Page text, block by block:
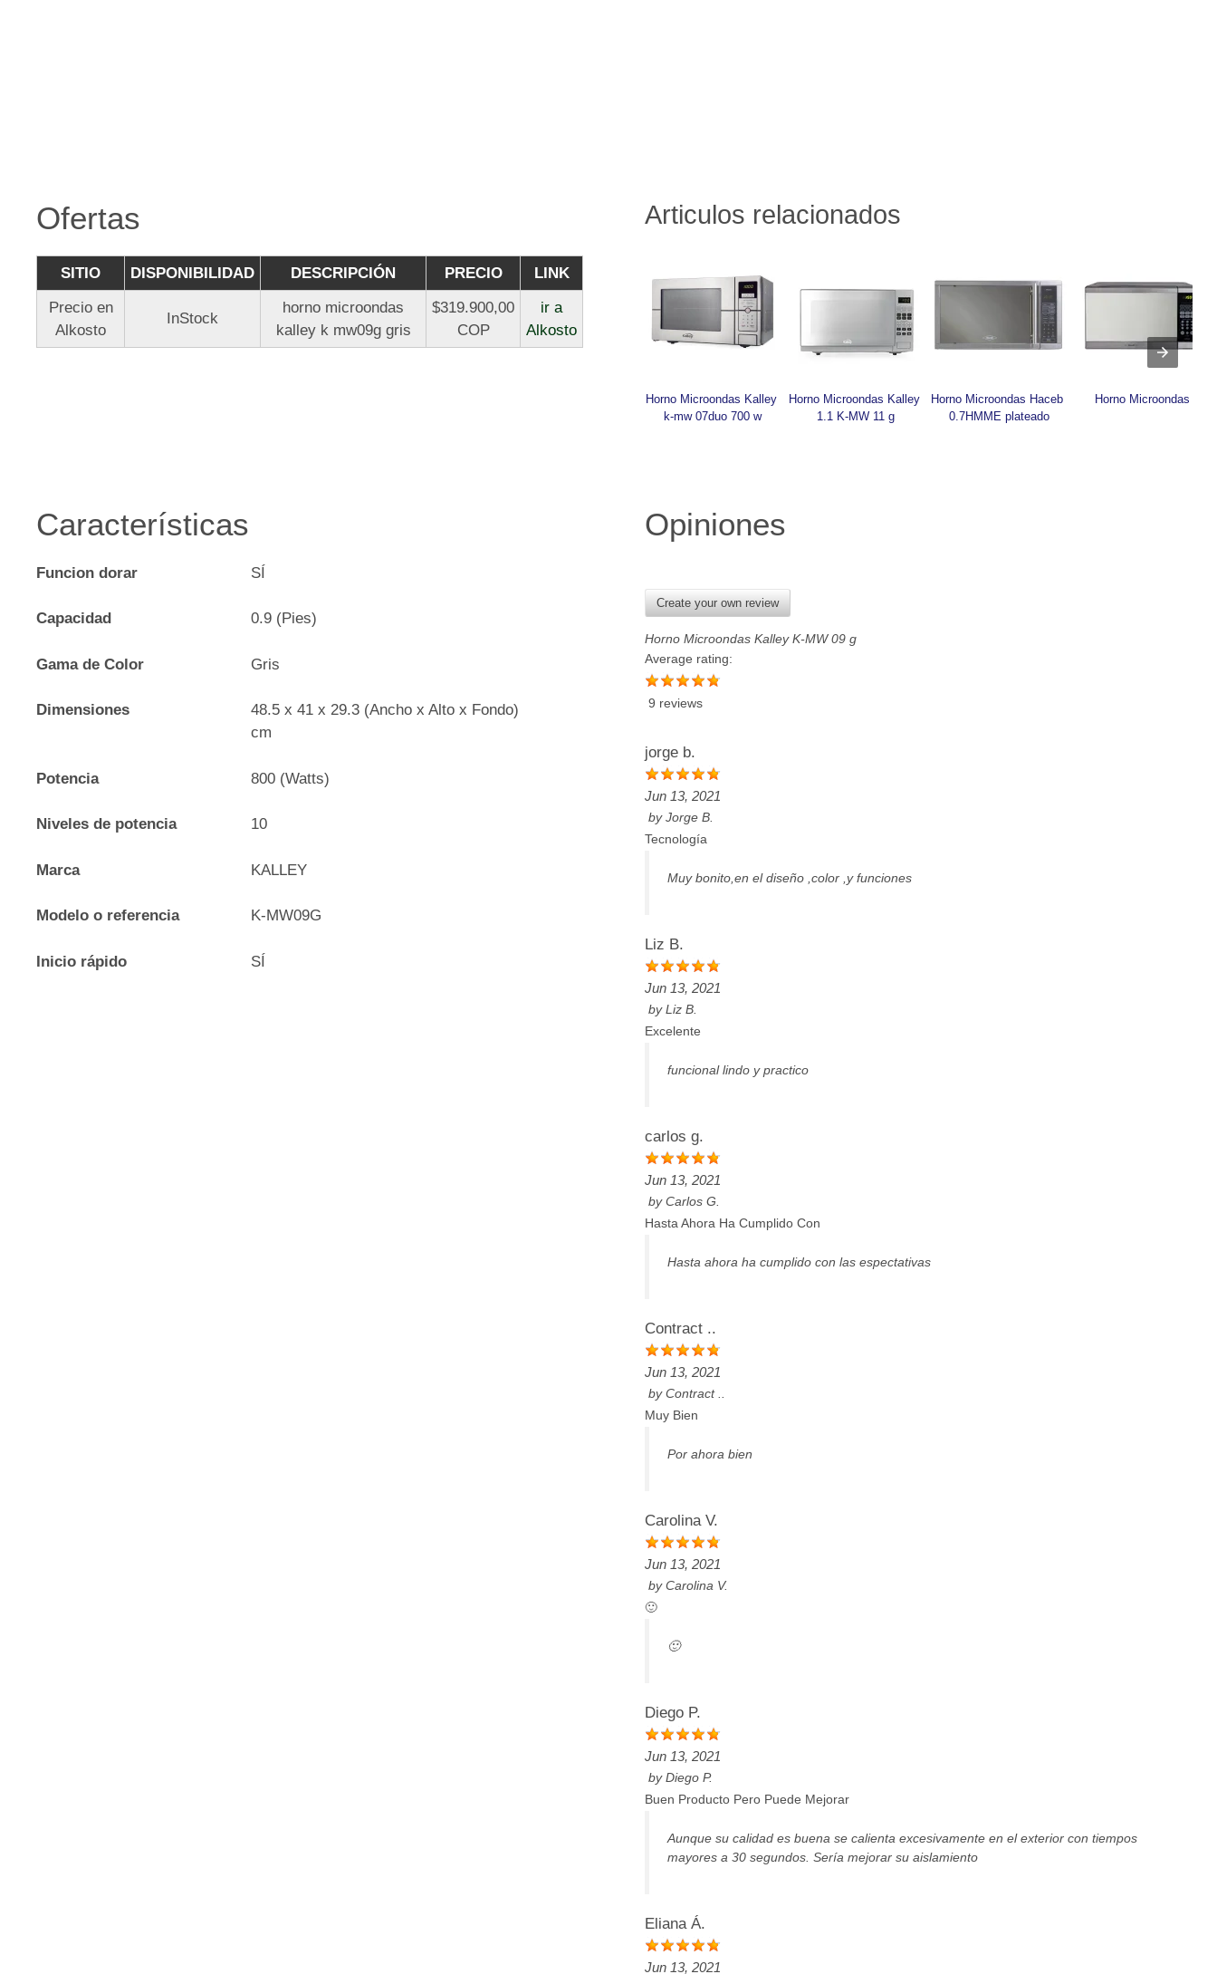
Ofertas
SITIO DISPONIBILIDAD DESCRIPCIÓN PRECIO
LINK
Precio en
Alkosto
InStock
horno microondas
kalley k mw09g gris
$319.900,00
COP
ir a
Alkosto
Articulos relacionados
Horno Microondas Kalley
k-mw 07duo 700 w
Horno Microondas Kalley
1.1 K-MW 11 g
Horno Microondas Haceb
0.7HMME plateado
Horno Microondas
Características
Funcion dorar SÍ
Capacidad 0.9 (Pies)
Gama de Color Gris
Dimensiones
48.5 x 41 x 29.3 (Ancho x Alto x Fondo)
cm
Potencia 800 (Watts)
Niveles de potencia 10
Marca KALLEY
Modelo o referencia K-MW09G
Inicio rápido SÍ
Opiniones
Create your own review
Horno Microondas Kalley K-MW 09 g
Average rating:
9 reviews
jorge b.
Jun 13, 2021
byJorge B.
Tecnología
Muy bonito,en el diseño ,color ,y funciones
Liz B.
Jun 13, 2021
byLiz B.
Excelente
funcional lindo y practico
carlos g.
Jun 13, 2021
byCarlos G.
Hasta Ahora Ha Cumplido Con
Hasta ahora ha cumplido con las espectativas
Contract ..
Jun 13, 2021
byContract ..
Muy Bien
Por ahora bien
Carolina V.
Jun 13, 2021
byCarolina V.
🙂
🙂
Diego P.
Jun 13, 2021
byDiego P.
Buen Producto Pero Puede Mejorar
Aunque su calidad es buena se calienta excesivamente en el exterior con tiempos
mayores a 30 segundos. Sería mejorar su aislamiento
Eliana Á.
Jun 13, 2021